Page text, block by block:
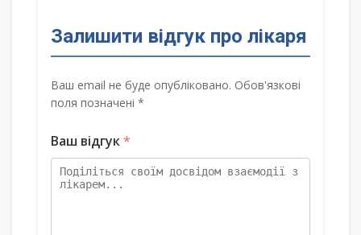
Залишити відгук про лікаря
Ваш email не буде опубліковано. Обов'язкові
поля позначені *
Ваш відгук*